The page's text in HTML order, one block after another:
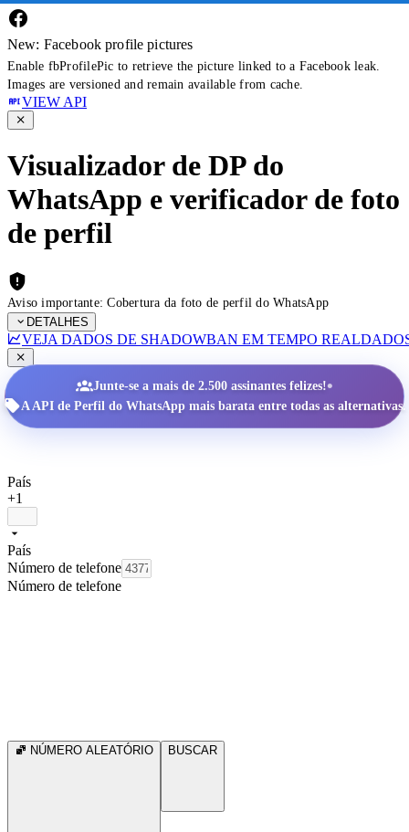
New: Facebook profile pictures
Enable fbProfilePic to retrieve the picture linked to a Facebook leak.
Images are versioned and remain available from cache.
VIEW API
Visualizador de DP do
WhatsApp e verificador de foto
de perfil
Aviso importante: Cobertura da foto de perfil do WhatsApp
DETALHES
VEJA DADOS DE SHADOWBAN EM TEMPO REAL
Junte-se a mais de 2.500 assinantes felizes!•
A API de Perfil do WhatsApp mais barata entre todas as alternativas.
País
+1
País
Número de telefone
Número de telefone
NÚMERO ALEATÓRIO BUSCAR